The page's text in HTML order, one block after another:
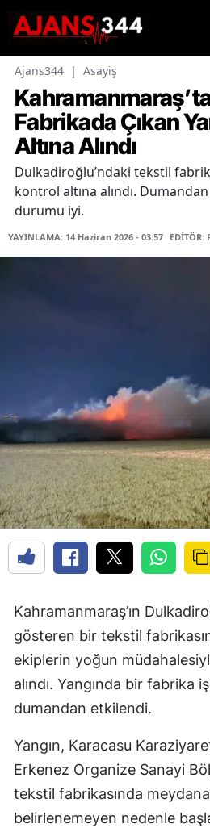
Ajans344 | Asayiş
Fabrikada Çıkan
Altına Alındı
Dulkadiroğlu’ndaki tekstil
kontrol altına alındı.
durumu iyi.
YAYINLAMA: 14 Haziran 2026 - 03:57 EDİTÖR:
Kahramanmaraş’ın
gösteren bir tekstil
ekiplerin yoğun
alındı. Yangında bir fabrika
dumandan etkilendi.
Yangın, Karacasu
Erkenez Organize Sanayi
tekstil fabrikasında
belirlenemeyen nedenle